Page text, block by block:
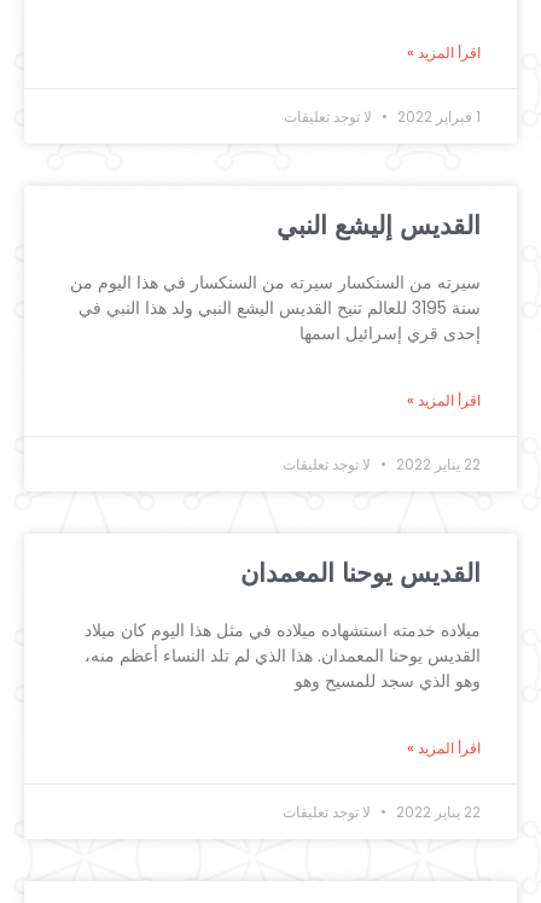
اقرأ المزيد »
1 فبراير 2022 لا توجد تعليقات
القديس إليشع النبي
سيرته من السنكسار سيرته من السنكسار في هذا اليوم من
سنة 3195 للعالم تنيح القديس اليشع النبي ولد هذا النبي في
إحدى قري إسرائيل اسمها
اقرأ المزيد »
22 يناير 2022 لا توجد تعليقات
القديس يوحنا المعمدان
ميلاده خدمته استشهاده ميلاده في مثل هذا اليوم كان ميلاد
القديس يوحنا المعمدان. هذا الذي لم تلد النساء أعظم منه،
وهو الذي سجد للمسيح وهو
اقرأ المزيد »
22 يناير 2022 لا توجد تعليقات